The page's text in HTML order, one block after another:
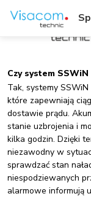
Czy system
Tak, systemy
które zapewniają
dostawie prądu.
stanie uzbrojenia i
kilka godzin. Dzięki
niezawodny w
sprawdzać stan
niespodziewanych
alarmowe informują